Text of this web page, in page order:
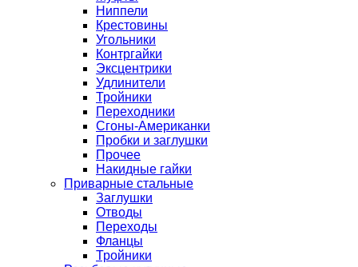
Ниппели
Крестовины
Угольники
Контргайки
Эксцентрики
Удлинители
Тройники
Переходники
Сгоны-Американки
Пробки и заглушки
Прочее
Накидные гайки
Приварные стальные
Заглушки
Отводы
Переходы
Фланцы
Тройники